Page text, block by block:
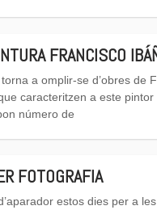
FRANCISCO
torna a omplir-se d’obres
caracteritzen a este
número de
FOTOGRAFIA
estos dies per a